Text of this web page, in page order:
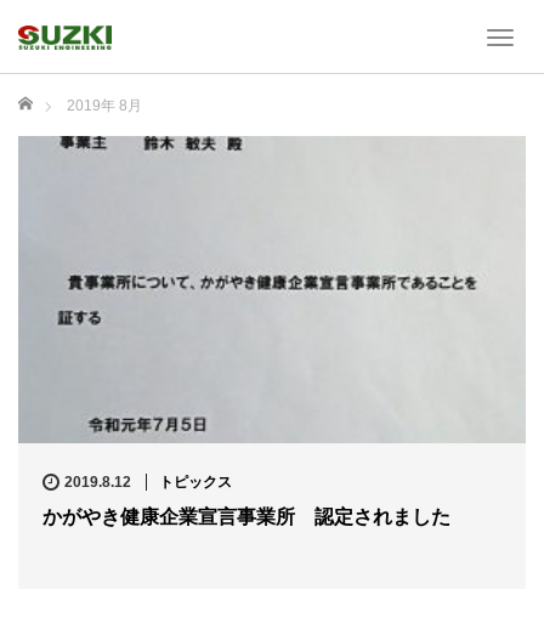
T
n
ホーム 2019年 8月
2019.8.12 トピックス
かがやき健康企業宣言事業所 認定されました